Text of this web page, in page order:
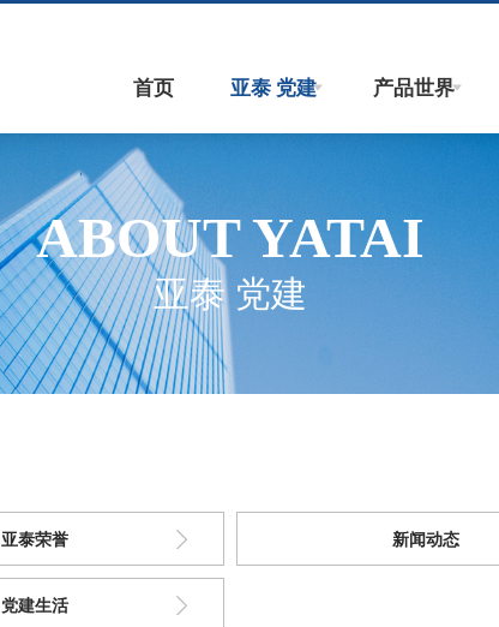
首页 亚泰 党建 产品世界
ABOUT YATAI
亚泰 党建
亚泰荣誉 新闻动态
党建生活